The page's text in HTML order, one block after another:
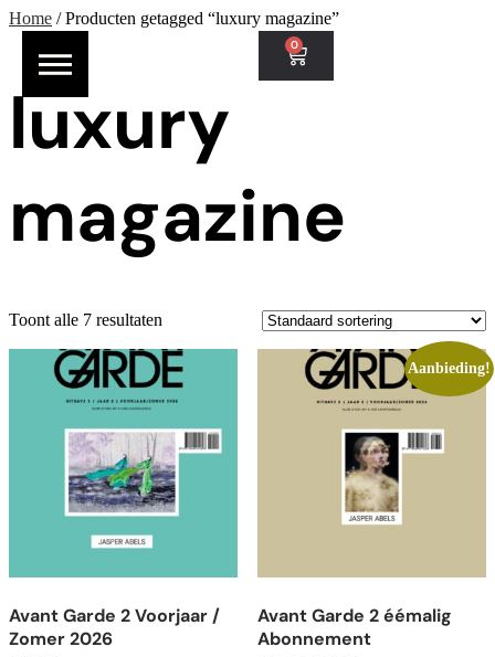
0
Home / Producten getagged “luxury magazine”
luxury
magazine
Toont alle 7 resultaten
Avant Garde 2 Voorjaar /
Zomer 2026
Aanbieding!
Avant Garde 2 éémalig
Abonnement